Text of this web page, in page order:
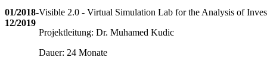
01/2018-
12/2019
Visible 2.0 - Virtual Simulation Lab for the Analysis of
Projektleitung: Dr. Muhamed Kudic
Dauer: 24 Monate